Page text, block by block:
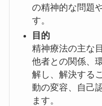
の精神的な問題
す。
目的
精神療法の主な
他者との関係、
解し、解決する
動の変容、自己
ます。